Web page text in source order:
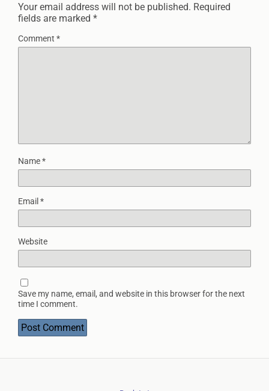
Your email address will not be published. Required
fields are marked *
Comment *
Name*
Email *
Website
Save my name, email, and website in this browser for the next
time I comment.